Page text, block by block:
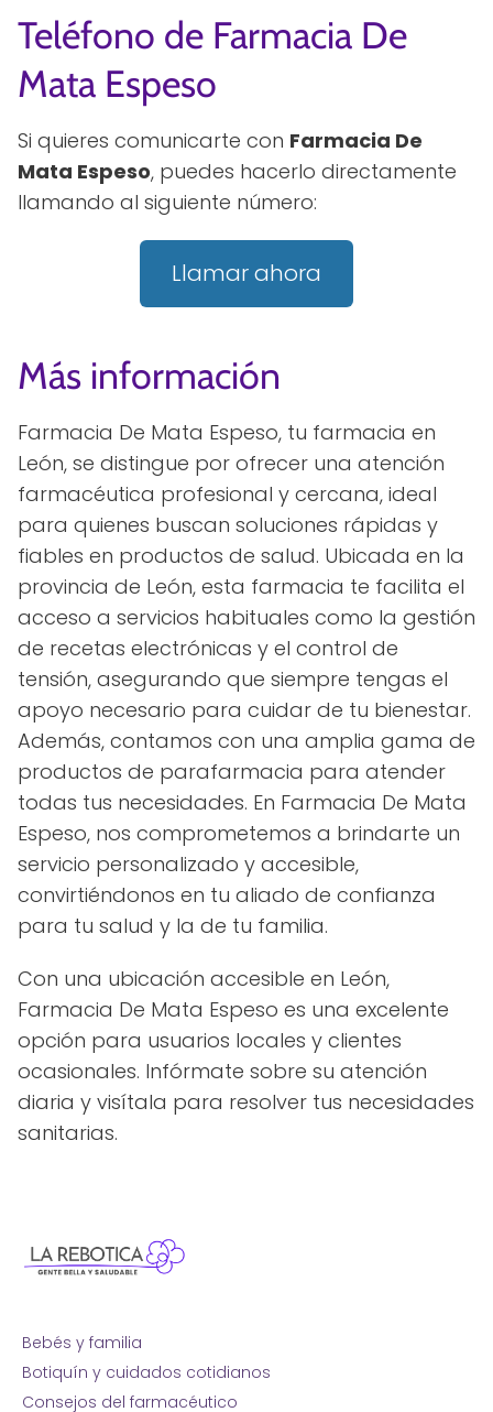
Teléfono de Farmacia De
Mata Espeso
Si quieres comunicarte con Farmacia De
Mata Espeso, puedes hacerlo directamente
llamando al siguiente número:
Llamar ahora
Más información
Farmacia De Mata Espeso, tu farmacia en
León, se distingue por ofrecer una atención
farmacéutica profesional y cercana, ideal
para quienes buscan soluciones rápidas y
fiables en productos de salud. Ubicada en la
provincia de León, esta farmacia te facilita el
acceso a servicios habituales como la gestión
de recetas electrónicas y el control de
tensión, asegurando que siempre tengas el
apoyo necesario para cuidar de tu bienestar.
Además, contamos con una amplia gama de
productos de parafarmacia para atender
todas tus necesidades. En Farmacia De Mata
Espeso, nos comprometemos a brindarte un
servicio personalizado y accesible,
convirtiéndonos en tu aliado de confianza
para tu salud y la de tu familia.
Con una ubicación accesible en León,
Farmacia De Mata Espeso es una excelente
opción para usuarios locales y clientes
ocasionales. Infórmate sobre su atención
diaria y visítala para resolver tus necesidades
sanitarias.
Bebés y familia
Botiquín y cuidados cotidianos
Consejos del farmacéutico